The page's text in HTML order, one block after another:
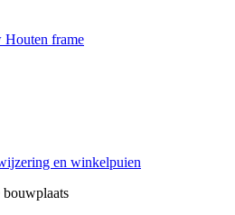
Houten frame
en winkelpuien